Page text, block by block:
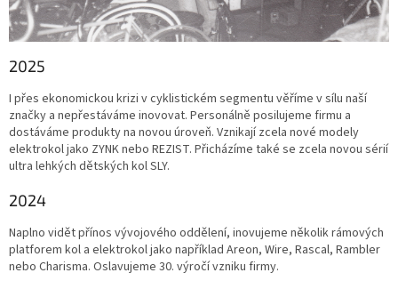
2025
I přes ekonomickou krizi v cyklistickém segmentu věříme v sílu naší
značky a nepřestáváme inovovat. Personálně posilujeme firmu a
dostáváme produkty na novou úroveň. Vznikají zcela nové modely
elektrokol jako ZYNK nebo REZIST. Přicházíme také se zcela novou sérií
ultra lehkých dětských kol SLY.
2024
Naplno vidět přínos vývojového oddělení, inovujeme několik rámových
platforem kol a elektrokol jako například Areon, Wire, Rascal, Rambler
nebo Charisma. Oslavujeme 30. výročí vzniku firmy.